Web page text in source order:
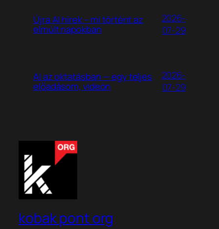
Újra AI hírek – mi történt az
elmúlt napokban
2026-
07-29
AI az oktatásban — egy teljes
előadásom, videón
2026-
07-29
kobak pont org